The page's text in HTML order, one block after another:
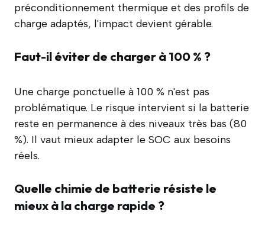
préconditionnement thermique et des profils de
charge adaptés, l'impact devient gérable.
Faut-il éviter de charger à 100 % ?
Une charge ponctuelle à 100 % n'est pas
problématique. Le risque intervient si la batterie
reste en permanence à des niveaux très bas (80
%). Il vaut mieux adapter le SOC aux besoins
réels.
Quelle chimie de batterie résiste le
mieux à la charge rapide ?